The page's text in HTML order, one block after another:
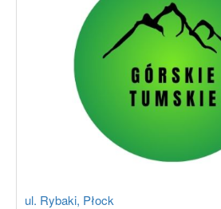
ul. Rybaki, Płock